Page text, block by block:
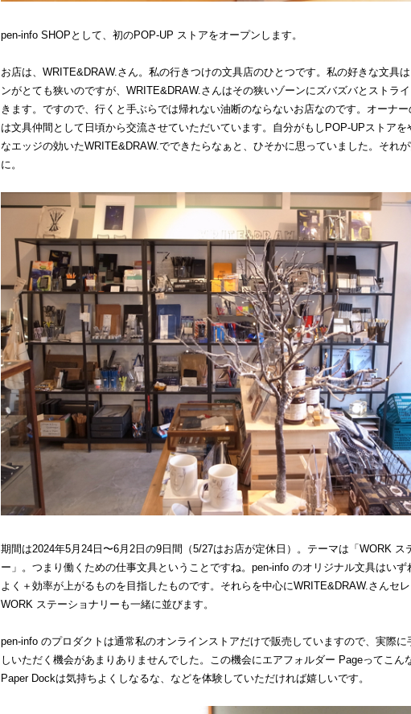
pen-info SHOPとして、初のPOP-UP ストアをオープンします。
お店は、WRITE&DRAW.さん。私の行きつけの文具店のひとつです。私の好きな文具
ンがとても狭いのですが、WRITE&DRAW.さんはその狭いゾーンにズバズバとストラ
きます。ですので、行くと手ぶらでは帰れない油断のならないお店なのです。オーナー
は文具仲間として日頃から交流させていただいています。自分がもしPOP-UPストアを
なエッジの効いたWRITE&DRAW.でできたらなぁと、ひそかに思っていました。それ
に。
期間は2024年5月24日〜6月2日の9日間（5/27はお店が定休日）。テーマは「WORK ス
ー」。つまり働くための仕事文具ということですね。pen-info のオリジナル文具はいず
よく＋効率が上がるものを目指したものです。それらを中心にWRITE&DRAW.さんセ
WORK ステーショナリーも一緒に並びます。
pen-info のプロダクトは通常私のオンラインストアだけで販売していますので、実際に
しいただく機会があまりありませんでした。この機会にエアフォルダー Pageってこん
Paper Dockは気持ちよくしなるな、などを体験していただければ嬉しいです。